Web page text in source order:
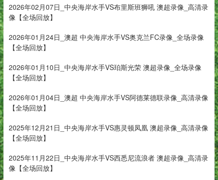
2026年02月07日_中央海岸水手VS布里斯班狮吼 澳超录像_高清录
像【全场回放】
2026年01月24日_澳超 中央海岸水手VS奥克兰FC录像_全场录像
【全场回放】
2026年01月10日_中央海岸水手VS珀斯光荣 澳超录像_全场录像
【全场回放】
2026年01月04日_澳超 中央海岸水手VS阿德莱德联录像_高清录像
【全场回放】
2025年12月21日_中央海岸水手VS惠灵顿凤凰 澳超录像_高清录像
【全场回放】
2025年11月22日_中央海岸水手VS西悉尼流浪者 澳超录像_高清录
像【全场回放】